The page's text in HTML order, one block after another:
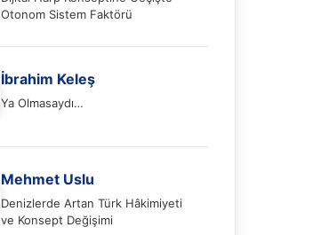
Otonom Sistem Faktörü
İbrahim Keleş
Ya Olmasaydı…
Mehmet Uslu
Denizlerde Artan Türk Hâkimiyeti
ve Konsept Değişimi